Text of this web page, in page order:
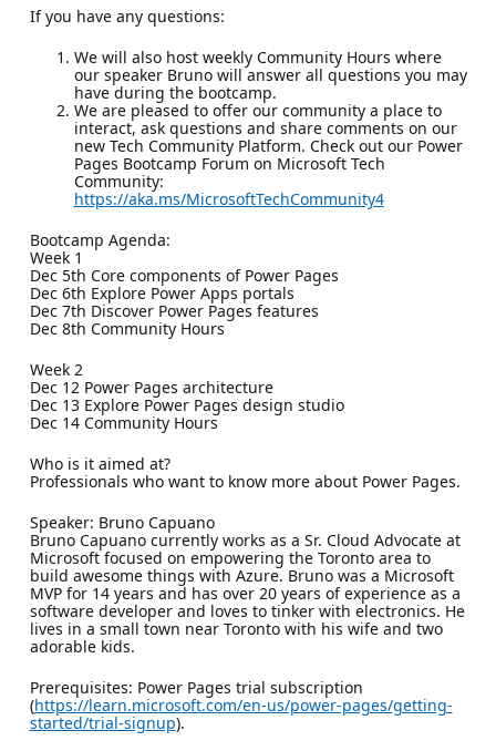
If you have any questions:
We will also host weekly Community Hours where
our speaker Bruno will answer all questions you may
have during the bootcamp.
We are pleased to offer our community a place to
interact, ask questions and share comments on our
new Tech Community Platform. Check out our Power
Pages Bootcamp Forum on Microsoft Tech
Community:
https://aka.ms/MicrosoftTechCommunity4
Bootcamp Agenda:
Week 1
Dec 5th Core components of Power Pages
Dec 6th Explore Power Apps portals
Dec 7th Discover Power Pages features
Dec 8th Community Hours
Week 2
Dec 12 Power Pages architecture
Dec 13 Explore Power Pages design studio
Dec 14 Community Hours
Who is it aimed at?
Professionals who want to know more about Power Pages.
Speaker: Bruno Capuano
Bruno Capuano currently works as a Sr. Cloud Advocate at
Microsoft focused on empowering the Toronto area to
build awesome things with Azure. Bruno was a Microsoft
MVP for 14 years and has over 20 years of experience as a
software developer and loves to tinker with electronics. He
lives in a small town near Toronto with his wife and two
adorable kids.
Prerequisites: Power Pages trial subscription
(https://learn.microsoft.com/en-us/power-pages/getting-
started/trial-signup).